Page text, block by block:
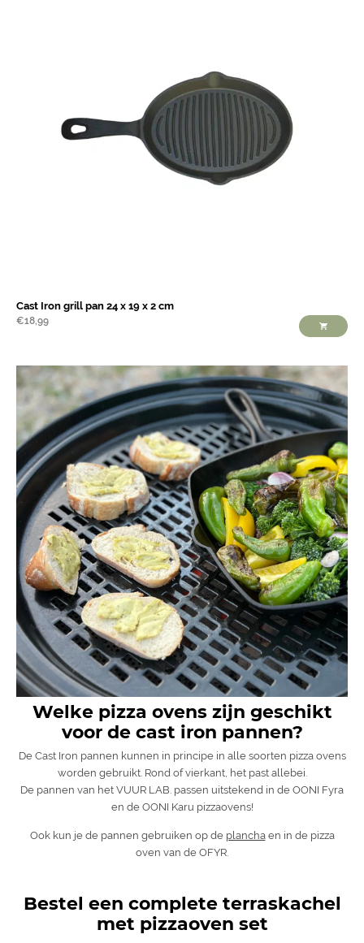
Cast Iron grill pan 24 x 19 x 2 cm
€18,99
Welke pizza ovens zijn geschikt
voor de cast iron pannen?
De Cast Iron pannen kunnen in principe in alle soorten pizza ovens
worden gebruikt. Rond of vierkant, het past allebei.
De pannen van het VUUR LAB. passen uitstekend in de OONI Fyra
en de OONI Karu pizzaovens!
Ook kun je de pannen gebruiken op de planchaen in de pizza
oven van de OFYR.
Bestel een complete terraskachel
met pizzaoven set